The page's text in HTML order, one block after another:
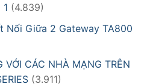
1 (4.839)
Nối Giữa 2 Gateway TA800
VỚI CÁC NHÀ MẠNG TRÊN
(3.911)